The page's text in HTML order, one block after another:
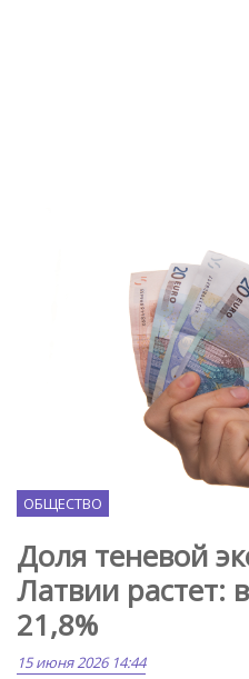
ОБЩЕСТВО
Доля теневой
Латвии растет:
21,8%
15 июня 2026 14:44